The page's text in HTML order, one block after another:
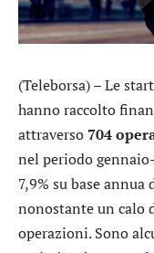
(Teleborsa) – Le
hanno raccolto
attraverso704
nel periodo
7,9% su base
nonostante un calo
operazioni. Sono